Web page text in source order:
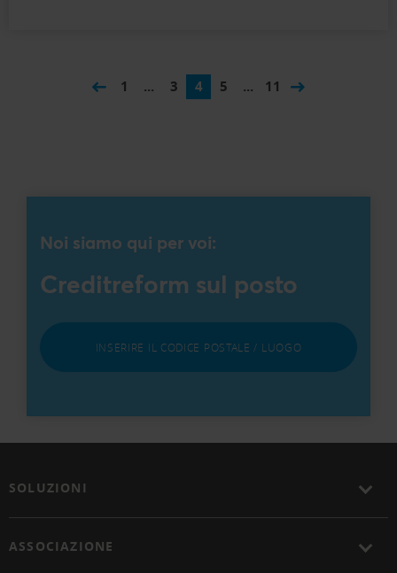
1 ... 3 4 5 ... 11
Noi siamo qui per voi:
Creditreform sul posto
INSERIRE IL CODICE POSTALE / LUOGO
SOLUZIONI
ASSOCIAZIONE